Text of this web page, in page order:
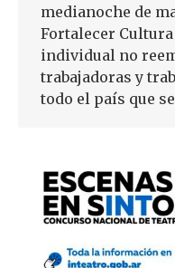
medianoche de
Fortalecer
individual no
trabajadoras y
todo el país que